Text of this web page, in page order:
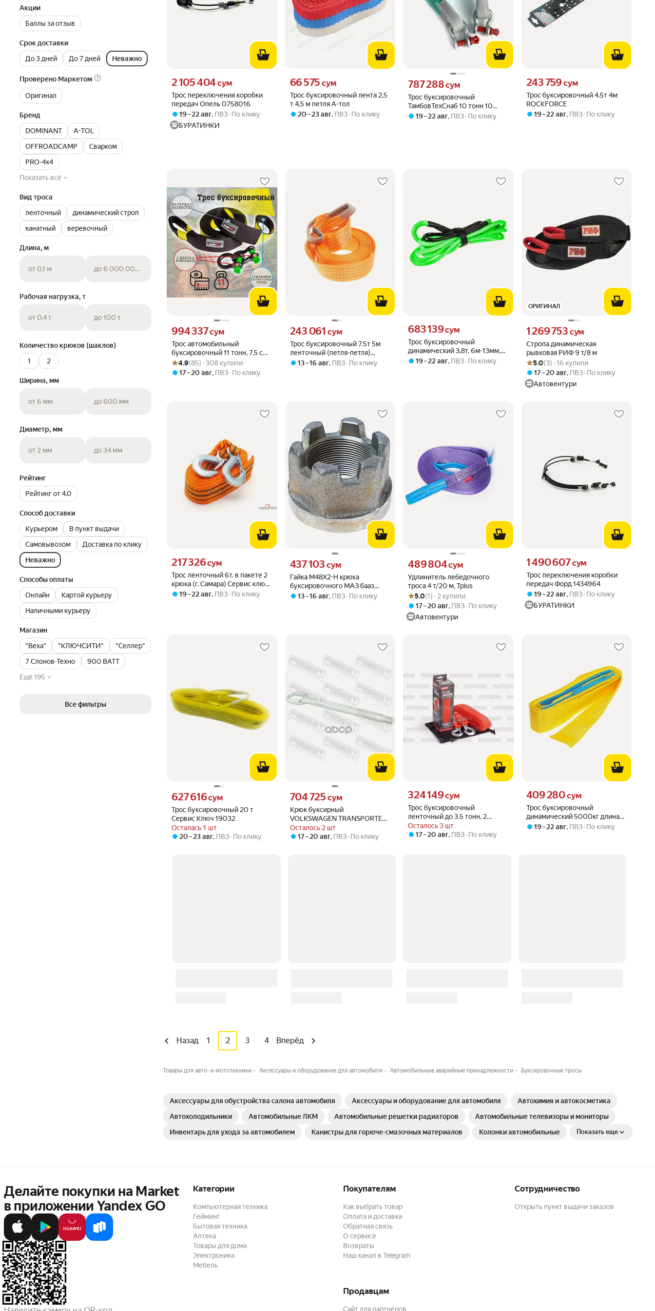
Акции
Баллы за отзыв
Срок доставки
До 3 дней
До 7 дней Неважно
Проверено Маркетом
Оригинал
Бренд
DOMINANT
A-TOL
OFFROADCAMP
Сварком
PRO-4x4
Показать всё
Вид троса
ленточный
динамический строп
канатный
веревочный
Длина, м
от 0,1 м до 6 000 000 000 000 м
Рабочая нагрузка, т
от 0,4 т до 100 т
Количество крюков (шаклов)
1
2
Ширина, мм
от 6 мм до 600 мм
Диаметр, мм
от 2 мм до 34 мм
Рейтинг
Рейтинг от 4.0
Способ доставки
Курьером
В пункт выдачи
Самовывозом
Доставка по клику
Неважно
Способы оплаты
Онлайн
Картой курьеру
Наличными курьеру
Магазин
"Веха"
"КЛЮЧСИТИ"
"Селлер"
7 Слонов-Техно
900 ВАТТ
Ещё 195
Все фильтры
Трос переключения коробки
передач Опель 0758016
Цена 2105404 сум вместо
2 105 404 сум
19 – 22 авг, ПВЗ По клику
БУРАТИНКИ
Трос буксировочный лента 2,5
т 4,5 м петля А-тол
Цена 66575 сум вместо
66 575 сум
20 – 23 авг, ПВЗ По клику
Трос буксировочный
ТамбовТехСнаб 10 тонн 10
метров с шаклами
Цена 787288 сум вместо
787 288сум
19 – 22 авг, ПВЗ По клику
Трос буксировочный 4.5т 4м
ROCKFORCE
Цена 243759 сум вместо
243 759сум
19 – 22 авг, ПВЗ По клику
Трос автомобильный
буксировочный 11 тонн, 7,5 см*
9 м, Шаклами, Желтый,
полиэстер, растяжение >5%, в
Цена 994337 сум вместо
994 337сум
Рейтинг товара: 4.9 из 5
Оценок: (85) · 308 купили
4.9(85) · 308 купили
17 – 20 авг, ПВЗ По клику
Трос буксировочный 7.5т 5м
ленточный (петля-петля)
автодело
Цена 243061 сум вместо
243 061 сум
13 – 16 авг, ПВЗ По клику
Трос буксировочный
динамический 3,8т, 6м-13мм,
плетеный шнур KINETIC
Цена 683139 сум вместо
683 139сум
19 – 22 авг, ПВЗ По клику
ОРИГИНАЛ
Стропа динамическая
рывковая РИФ 9 т/8 м
Цена 1269753 сум вместо
1 269 753 сум
Рейтинг товара: 5.0 из 5
Оценок: (3) · 16 купили
5.0(3) · 16 купили
17 – 20 авг, ПВЗ По клику
Автовентури
Трос ленточный 6т. в пакете 2
крюка (г. Самара) Сервис ключ
73706 сервис ключ арт. 73706
Цена 217326 сум вместо
217 326сум
19 – 22 авг, ПВЗ По клику
Гайка М48Х2-Н крюка
буксировочного МАЗ бааз
375107-10
Цена 437103 сум вместо
437 103 сум
13 – 16 авг, ПВЗ По клику
Удлинитель лебедочного
троса 4 т/20 м, Tplus
Цена 489804 сум вместо
489 804сум
Рейтинг товара: 5.0 из 5
Оценок: (1) · 2 купили
5.0(1) · 2 купили
17 – 20 авг, ПВЗ По клику
Автовентури
Трос переключения коробки
передач Форд 1434964
Цена 1490607 сум вместо
1 490 607сум
19 – 22 авг, ПВЗ По клику
БУРАТИНКИ
Трос буксировочный 20 т
Сервис Ключ 19032
Осталась 1 шт
Цена 627616 сум вместо
627 616сум
20 – 23 авг, ПВЗ По клику
Крюк буксирный
VOLKSWAGEN TRANSPORTER
7H# 2003-2010 [MEX] Febest
арт. 2399-DHT6
Осталось 2 шт
Цена 704725 сум вместо
704 725 сум
17 – 20 авг, ПВЗ По клику
Трос буксировочный
ленточный до 3.5 тонн, 2
крюка, 4.5 метра, чехол
PATRON арт. PTR035
Осталось 3 шт
Цена 324149 сум вместо
324 149сум
17 – 20 авг, ПВЗ По клику
Трос буксировочный
динамический 5000кг длина
6м, ленточный (без крюков) в
Цена 409280 сум вместо
409 280сум
19 – 22 авг, ПВЗ По клику
Назад 1 2 3 4 Вперёд
Товары для авто- и мототехники Аксессуары и оборудование для автомобиля Автомобильные аварийные принадлежности Буксировочные тросы
Аксессуары для обустройства салона автомобиля Аксессуары и оборудование для автомобиля
Автохимия и автокосметика
Автохолодильники
Автомобильные ЛКМ Автомобильные решетки радиаторов
Автомобильные телевизоры и мониторы
Инвентарь для ухода за автомобилем
Канистры для горюче-смазочных материалов Колонки автомобильные Показать еще
Делайте покупки на Market
в приложении Yandex GO
Категории
Компьютерная техника
Гейминг
Бытовая техника
Аптека
Товары для дома
Электроника
Мебель
Покупателям
Как выбрать товар
Оплата и доставка
Обратная связь
О сервисе
Возвраты
Наш канал в Telegram
Сотрудничество
Открыть пункт выдачи заказов
Продавцам
Сайт для партнёров